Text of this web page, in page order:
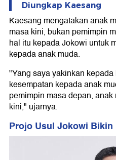
Diungkap Kaesang
Kaesang mengatakan anak
masa kini, bukan pemimpin
hal itu kepada Jokowi untuk
kepada anak muda.
"Yang saya yakinkan
kesempatan kepada anak
pemimpin masa depan,
kini," ujarnya.
Projo Usul Jokowi Bikin